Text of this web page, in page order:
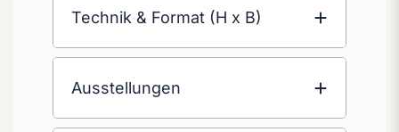
Technik & Format (H x B)
Ausstellungen